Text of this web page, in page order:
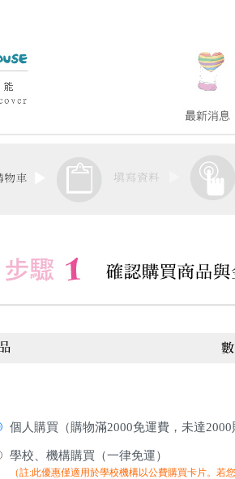
個人購買（購物滿2000免運費，未達
學校、機構購買（一律免運）
（註:此優惠僅適用於學校機構以公費購買卡片。